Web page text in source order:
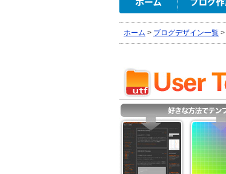
ホーム > ブログデザイン一覧 >